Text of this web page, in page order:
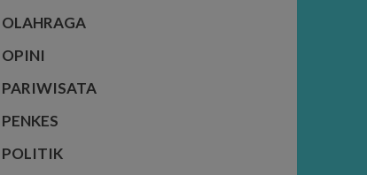
OLAHRAGA
OPINI
PARIWISATA
PENKES
POLITIK